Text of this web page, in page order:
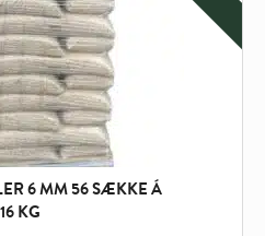
6 MM 56 SÆKKE Á
16 KG